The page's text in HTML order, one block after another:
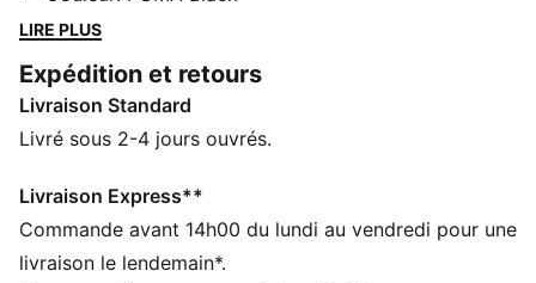
silhouette. La taille haute assure un maintien optimal,
Confiance maximale à l’entraînement. Tissu doux,
conception sans couture et longueur 7/8 : ressens la
différence à chaque étirement.
dryCELL : technologie PUMA qui évacue l’humidité du
corps pour te protéger de la transpiration pendant tes
activités
LIRE PLUS
Expédition et retours
Livraison Standard
Livré sous 2-4 jours ouvrés.
Livraison Express**
Commande avant 14h00 du lundi au vendredi pour une
livraison le lendemain*.